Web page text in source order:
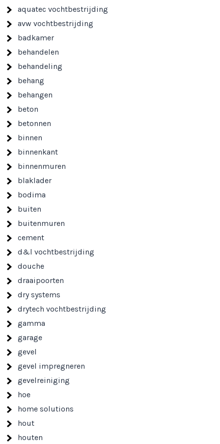
aquatec vochtbestrijding
avw vochtbestrijding
badkamer
behandelen
behandeling
behang
behangen
beton
betonnen
binnen
binnenkant
binnenmuren
blaklader
bodima
buiten
buitenmuren
cement
d&l vochtbestrijding
douche
draaipoorten
dry systems
drytech vochtbestrijding
gamma
garage
gevel
gevel impregneren
gevelreiniging
hoe
home solutions
hout
houten